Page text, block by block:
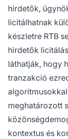
hirdetők,
licitálhatnak
készletre RTB
hirdetők
láthatják, hogy
tranzakció
meghatározott
kontextus és